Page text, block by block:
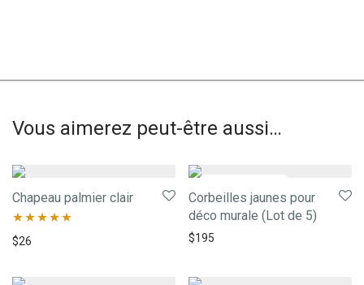
Vous aimerez peut-être aussi…
Chapeau palmier clair
Note
$26
Corbeilles jaunes pour
déco murale (Lot de 5)
$195